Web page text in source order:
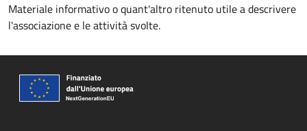
Materiale informativo o quant'altro ritenuto utile a descrivere
l'associazione e le attività svolte.